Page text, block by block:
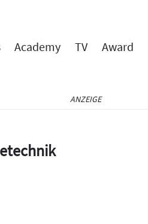
Academy TV Award
ANZEIGE